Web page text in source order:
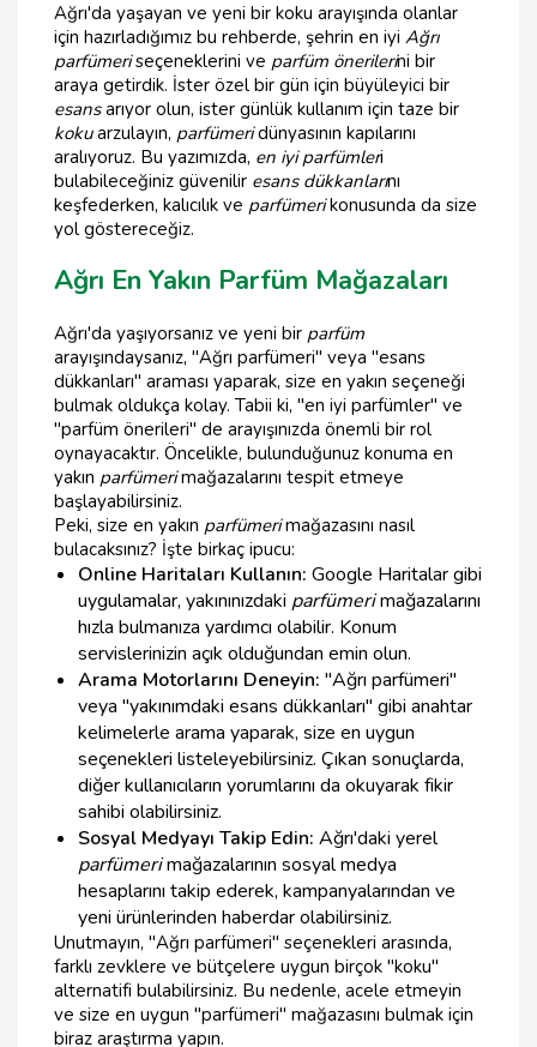
Ağrı'da yaşayan ve yeni bir koku arayışında olanlar
için hazırladığımız bu rehberde, şehrin en iyi Ağrı
parfümeriseçeneklerini ve parfüm önerilerini bir
araya getirdik. İster özel bir gün için büyüleyici bir
esansarıyor olun, ister günlük kullanım için taze bir
kokuarzulayın, parfümeridünyasının kapılarını
aralıyoruz. Bu yazımızda, en iyi parfümleri
bulabileceğiniz güvenilir esans dükkanlarını
keşfederken, kalıcılık ve parfümerikonusunda da size
yol göstereceğiz.
Ağrı En Yakın Parfüm Mağazaları
Ağrı'da yaşıyorsanız ve yeni bir parfüm
arayışındaysanız, "Ağrı parfümeri" veya "esans
dükkanları" araması yaparak, size en yakın seçeneği
bulmak oldukça kolay. Tabii ki, "en iyi parfümler" ve
"parfüm önerileri" de arayışınızda önemli bir rol
oynayacaktır. Öncelikle, bulunduğunuz konuma en
yakın parfümerimağazalarını tespit etmeye
başlayabilirsiniz.
Peki, size en yakın parfümerimağazasını nasıl
bulacaksınız? İşte birkaç ipucu:
Online Haritaları Kullanın: Google Haritalar gibi
uygulamalar, yakınınızdaki parfümerimağazalarını
hızla bulmanıza yardımcı olabilir. Konum
servislerinizin açık olduğundan emin olun.
Arama Motorlarını Deneyin: "Ağrı parfümeri"
veya "yakınımdaki esans dükkanları" gibi anahtar
kelimelerle arama yaparak, size en uygun
seçenekleri listeleyebilirsiniz. Çıkan sonuçlarda,
diğer kullanıcıların yorumlarını da okuyarak fikir
sahibi olabilirsiniz.
Sosyal Medyayı Takip Edin: Ağrı'daki yerel
parfümerimağazalarının sosyal medya
hesaplarını takip ederek, kampanyalarından ve
yeni ürünlerinden haberdar olabilirsiniz.
Unutmayın, "Ağrı parfümeri" seçenekleri arasında,
farklı zevklere ve bütçelere uygun birçok "koku"
alternatifi bulabilirsiniz. Bu nedenle, acele etmeyin
ve size en uygun "parfümeri" mağazasını bulmak için
biraz araştırma yapın.